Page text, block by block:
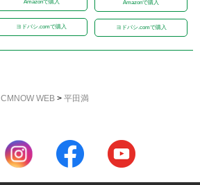
Amazonで購入
ヨドバシ.comで購入
Amazonで購入
ヨドバシ.comで購入
CMNOW WEB> 平田満